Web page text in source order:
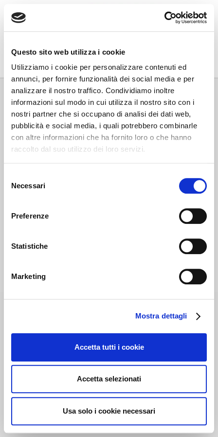
Questo sito web utilizza i cookie
Utilizziamo i cookie per personalizzare contenuti ed
annunci, per fornire funzionalità dei social media e per
analizzare il nostro traffico. Condividiamo inoltre
informazioni sul modo in cui utilizza il nostro sito con i
nostri partner che si occupano di analisi dei dati web,
pubblicità e social media, i quali potrebbero combinarle
con altre informazioni che ha fornito loro o che hanno
raccolto dal suo utilizzo dei loro servizi.
delNecessari
Preferenze
Statistiche
Marketing
Mostra dettagli
Accetta tutti i cookie
Accetta selezionati
Usa solo i cookie necessari
Associazione Go Wine
Via Vida, 6
12051 Alba (Cn)
tel. +39 0173 364631
Codice SDI: USAL8PV
PEC gowine@legalmail.it
info@gowinet.it